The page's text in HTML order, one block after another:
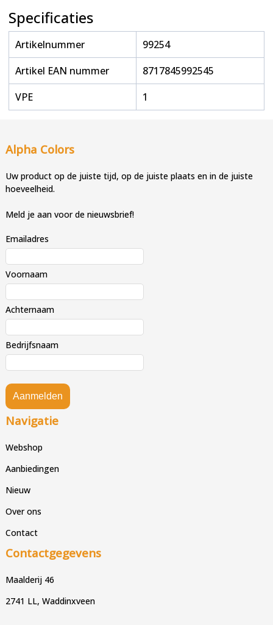
Specificaties
Artikelnummer
99254
Artikel EAN nummer
8717845992545
VPE
1
Alpha Colors
Uw product op de juiste tijd, op de juiste plaats en in de juiste
hoeveelheid.
Meld je aan voor de nieuwsbrief!
Emailadres
Voornaam
Achternaam
Bedrijfsnaam
Aanmelden
Navigatie
Webshop
Aanbiedingen
Nieuw
Over ons
Contact
Contactgegevens
Maalderij 46
2741 LL, Waddinxveen